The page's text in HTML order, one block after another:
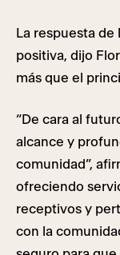
La respuesta de
positiva, dijo
más que el
“De cara al
alcance y
comunidad”,
ofreciendo
receptivos y
con la